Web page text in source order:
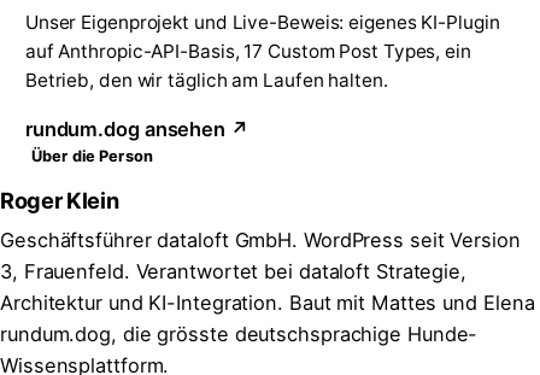
Unser Eigenprojekt und Live-Beweis: eigenes KI-Plugin
auf Anthropic-API-Basis, 17 Custom Post Types, ein
Betrieb, den wir täglich am Laufen halten.
rundum.dog ansehen ↗
Über die Person
Roger Klein
Geschäftsführer dataloft GmbH. WordPress seit Version
3, Frauenfeld. Verantwortet bei dataloft Strategie,
Architektur und KI-Integration. Baut mit Mattes und Elena
rundum.dog, die grösste deutschsprachige Hunde-
Wissensplattform.